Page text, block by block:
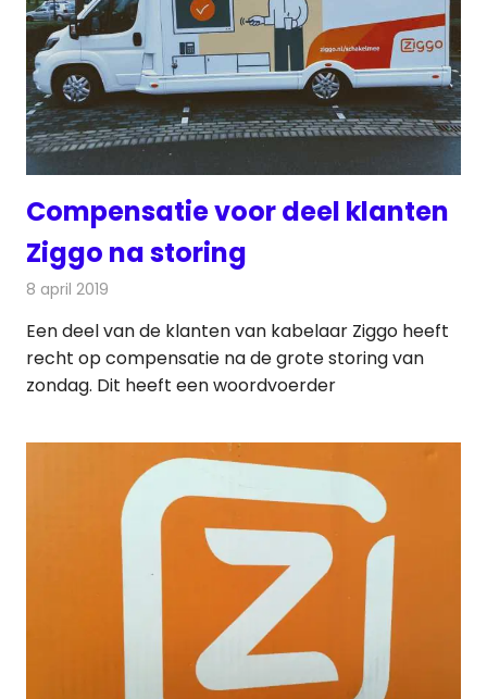
Compensatie voor deel klanten
Ziggo na storing
8 april 2019
Een deel van de klanten van kabelaar Ziggo heeft
recht op compensatie na de grote storing van
zondag. Dit heeft een woordvoerder